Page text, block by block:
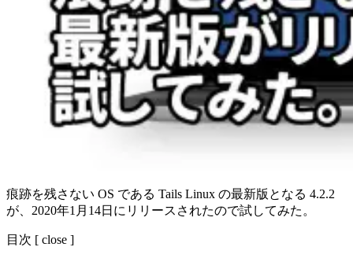
痕跡を残さない OS である Tails Linux の最新版となる 4.2.2
が、2020年1月14日にリリースされたので試してみた。
目次 [ close ]